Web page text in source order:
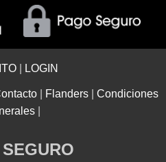
LOGIN
Flanders
Condiciones